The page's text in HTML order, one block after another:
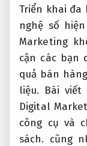
Triển khai đa
nghệ số
Marketing
cận các bạn
quả bán
liệu. Bài
Digital
công cụ và
sách. cũng